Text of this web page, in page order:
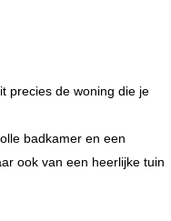
precies de woning die je
badkamer en een
ook van een heerlijke tuin